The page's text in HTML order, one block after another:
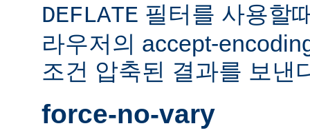
DEFLATE 필터를 사용할
라우저의 accept-
조건 압축된 결과를 보낸
force-no-vary